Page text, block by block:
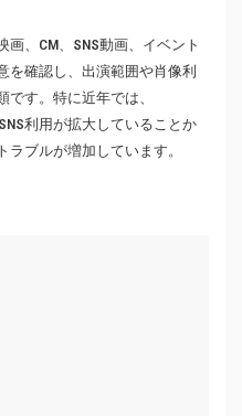
、CM、SNS動画、イベント
を確認し、出演範囲や肖像利
す。特に近年では、
利用が拡大していることか
ブルが増加しています。